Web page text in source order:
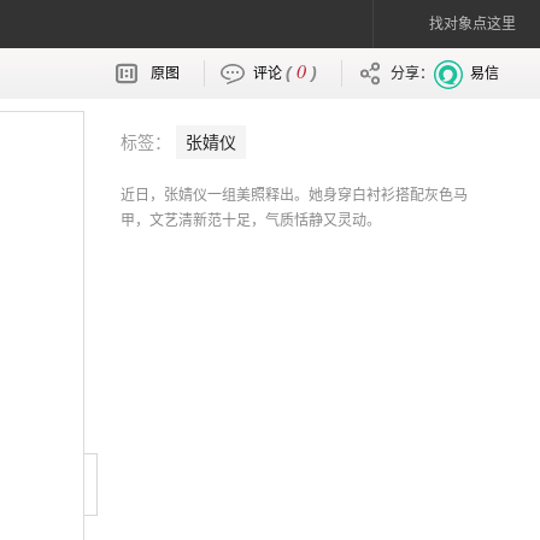
找对象点这里
原图 评论 (0 ) 分享： 易信
标签： 张婧仪
近日，张婧仪一组美照释出。她身穿白衬衫搭配灰色马
甲，文艺清新范十足，气质恬静又灵动。